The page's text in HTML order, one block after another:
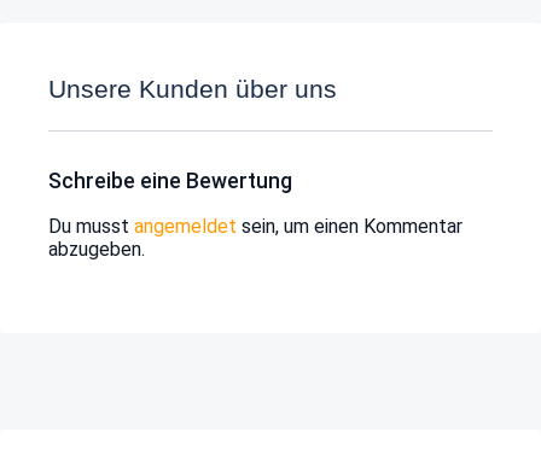
Unsere Kunden über uns
Schreibe eine Bewertung
Du musst angemeldet sein, um einen Kommentar
abzugeben.